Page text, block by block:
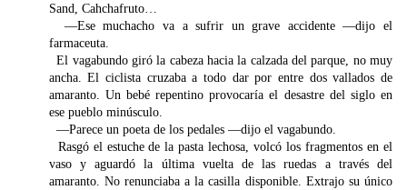
Sand, Cahchafruto…
—Ese muchacho va a sufrir un grave accidente —dijo el
farmaceuta.
El vagabundo giró la cabeza hacia la calzada del parque, no muy
ancha. El ciclista cruzaba a todo dar por entre dos vallados de
amaranto. Un bebé repentino provocaría el desastre del siglo en
ese pueblo minúsculo.
—Parece un poeta de los pedales —dijo el vagabundo.
Rasgó el estuche de la pasta lechosa, volcó los fragmentos en el
vaso y aguardó la última vuelta de las ruedas a través del
amaranto. No renunciaba a la casilla disponible. Extrajo su único